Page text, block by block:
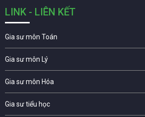
LINK - LIÊN KẾT
Gia sư môn Toán
Gia sư môn Lý
Gia sư môn Hóa
Gia sư tiểu học